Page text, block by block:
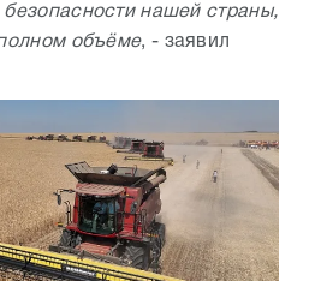
безопасности нашей страны,
объёме, - заявил